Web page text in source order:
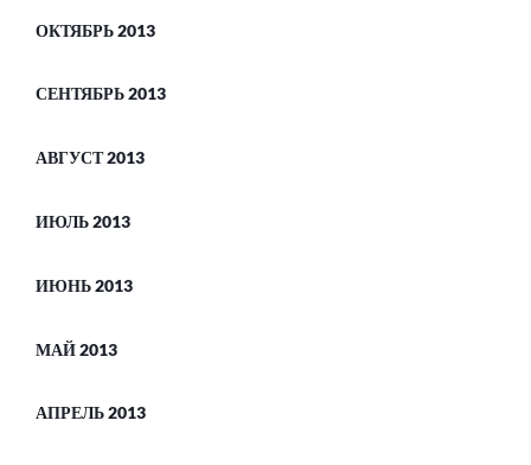
ОКТЯБРЬ 2013
СЕНТЯБРЬ 2013
АВГУСТ 2013
ИЮЛЬ 2013
ИЮНЬ 2013
МАЙ 2013
АПРЕЛЬ 2013